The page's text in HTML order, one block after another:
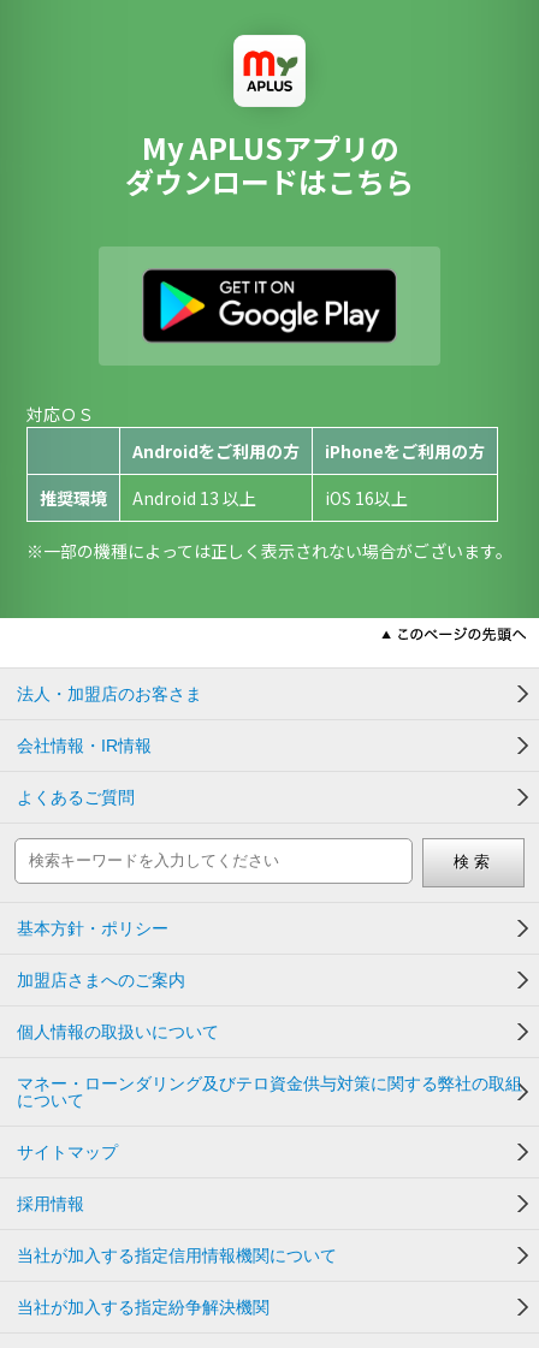
My APLUSアプリの
ダウンロードはこちら
対応ＯＳ
Androidをご利用の方
iPhoneをご利用の方
推奨環境
Android 13 以上 iOS 16以上
※一部の機種によっては正しく表示されない場合がございます。
法人・加盟店のお客さま
会社情報・IR情報
よくあるご質問
基本方針・ポリシー
加盟店さまへのご案内
個人情報の取扱いについて
マネー・ローンダリング及びテロ資金供与対策に関する弊社の取組
について
サイトマップ
採用情報
当社が加入する指定信用情報機関について
当社が加入する指定紛争解決機関